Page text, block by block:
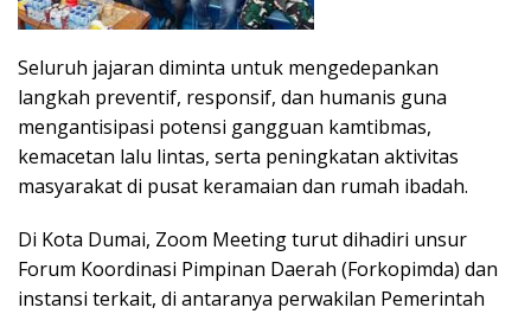
Seluruh jajaran diminta untuk mengedepankan
langkah preventif, responsif, dan humanis guna
mengantisipasi potensi gangguan kamtibmas,
kemacetan lalu lintas, serta peningkatan aktivitas
masyarakat di pusat keramaian dan rumah ibadah.
Di Kota Dumai, Zoom Meeting turut dihadiri unsur
Forum Koordinasi Pimpinan Daerah (Forkopimda) dan
instansi terkait, di antaranya perwakilan Pemerintah